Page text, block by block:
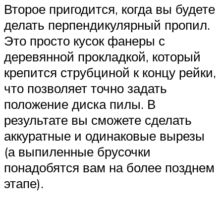
Второе пригодится, когда вы будете
делать перпендикулярный пропил.
Это просто кусок фанеры с
деревянной прокладкой, который
крепится струбциной к концу рейки,
что позволяет точно задать
положение диска пилы. В
результате вы сможете сделать
аккуратные и одинаковые вырезы
(а выпиленные брусочки
понадобятся вам на более позднем
этапе).